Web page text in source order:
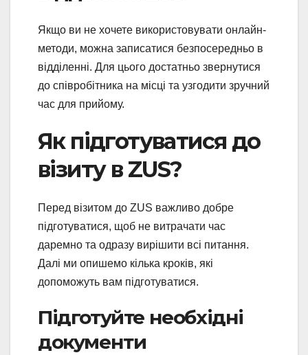
Якщо ви не хочете використовувати онлайн-
методи, можна записатися безпосередньо в
відділенні. Для цього достатньо звернутися
до співробітника на місці та узгодити зручний
час для прийому.
Як підготуватися до
візиту в ZUS?
Перед візитом до ZUS важливо добре
підготуватися, щоб не витрачати час
даремно та одразу вирішити всі питання.
Далі ми опишемо кілька кроків, які
допоможуть вам підготуватися.
Підготуйте необхідні
документи